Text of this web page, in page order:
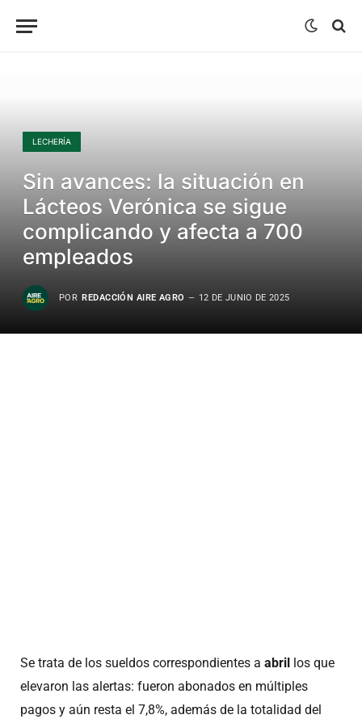
LECHERÍA
Sin avances: la situación en
Lácteos Verónica se sigue
complicando y afecta a 700
empleados
POR REDACCIÓN AIRE AGRO 12 DE JUNIO DE 2025
Se trata de los sueldos correspondientes a abril
los que
elevaron las alertas: fueron abonados en múltiples
pagos y aún resta el 7,8%, además de la totalidad del